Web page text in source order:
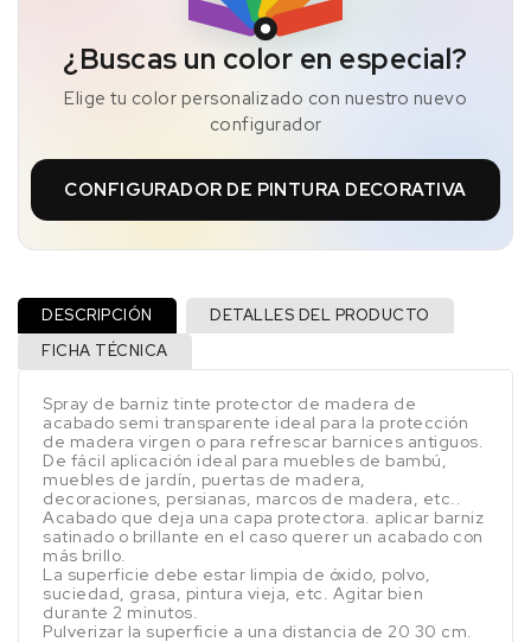
¿Buscas un color en especial?
Elige tu color personalizado con nuestro nuevo
configurador
CONFIGURADOR DE PINTURA DECORATIVA
DESCRIPCIÓN
DETALLES DEL PRODUCTO
FICHA TÉCNICA
Spray de barniz tinte protector de madera de
acabado semi transparente ideal para la protección
de madera virgen o para refrescar barnices antiguos.
De fácil aplicación ideal para muebles de bambú,
muebles de jardín, puertas de madera,
decoraciones, persianas, marcos de madera, etc..
Acabado que deja una capa protectora. aplicar barniz
satinado o brillante en el caso querer un acabado con
más brillo.
La superficie debe estar limpia de óxido, polvo,
suciedad, grasa, pintura vieja, etc. Agitar bien
durante 2 minutos.
Pulverizar la superficie a una distancia de 20 30 cm.